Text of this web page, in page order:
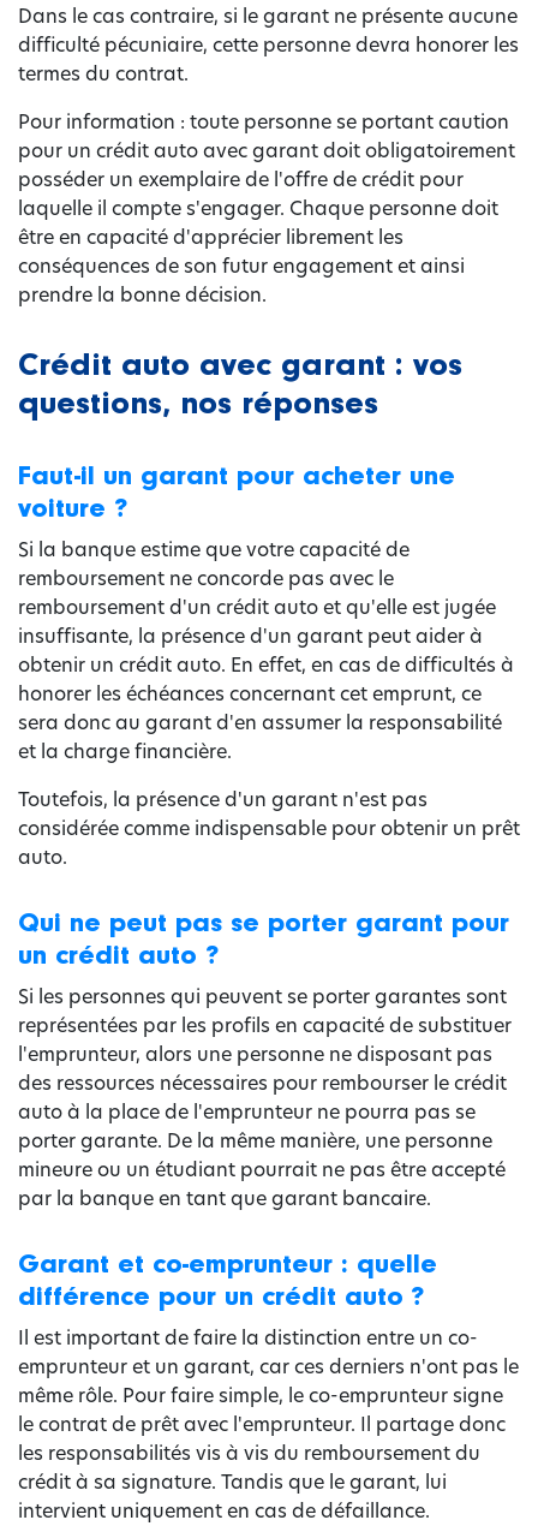
Dans le cas contraire, si le garant ne présente aucune
difficulté pécuniaire, cette personne devra honorer les
termes du contrat.
Pour information : toute personne se portant caution
pour un crédit auto avec garant doit obligatoirement
posséder un exemplaire de l'offre de crédit pour
laquelle il compte s'engager. Chaque personne doit
être en capacité d'apprécier librement les
conséquences de son futur engagement et ainsi
prendre la bonne décision.
Crédit auto avec garant : vos
questions, nos réponses
Faut-il un garant pour acheter une
voiture ?
Si la banque estime que votre capacité de
remboursement ne concorde pas avec le
remboursement d'un crédit auto et qu'elle est jugée
insuffisante, la présence d'un garant peut aider à
obtenir un crédit auto. En effet, en cas de difficultés à
honorer les échéances concernant cet emprunt, ce
sera donc au garant d'en assumer la responsabilité
et la charge financière.
Toutefois, la présence d'un garant n'est pas
considérée comme indispensable pour obtenir un prêt
auto.
Qui ne peut pas se porter garant pour
un crédit auto ?
Si les personnes qui peuvent se porter garantes sont
représentées par les profils en capacité de substituer
l'emprunteur, alors une personne ne disposant pas
des ressources nécessaires pour rembourser le crédit
auto à la place de l'emprunteur ne pourra pas se
porter garante. De la même manière, une personne
mineure ou un étudiant pourrait ne pas être accepté
par la banque en tant que garant bancaire.
Garant et co-emprunteur : quelle
différence pour un crédit auto ?
Il est important de faire la distinction entre un co-
emprunteur et un garant, car ces derniers n'ont pas le
même rôle. Pour faire simple, le co-emprunteur signe
le contrat de prêt avec l'emprunteur. Il partage donc
les responsabilités vis à vis du remboursement du
crédit à sa signature. Tandis que le garant, lui
intervient uniquement en cas de défaillance.